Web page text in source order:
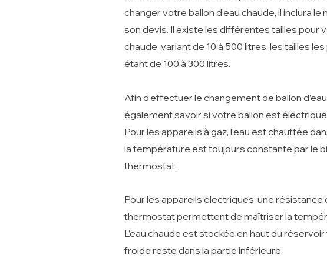
changer votre ballon d’eau chaude, il inclura le
son devis. Il existe les différentes tailles pour
chaude, variant de 10 à 500 litres, les tailles
étant de 100 à 300 litres.
Afin d’effectuer le changement de ballon
également savoir si votre ballon est électrique
Pour les appareils à gaz, l’eau est chauffée
la température est toujours constante par le
thermostat.
Pour les appareils électriques, une résistance
thermostat permettent de maîtriser la
L’eau chaude est stockée en haut du réservoir
froide reste dans la partie inférieure.